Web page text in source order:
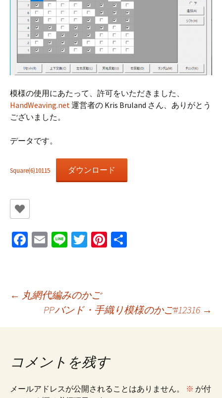
模様の使用にあたって、許可をいただきました、
HandWeaving.net運営者の Kris Bruland さん、ありがとう
ございました。
データです。
Square(6)10115 ダウンロード
Fa
o
o
E
l
Li T
er
Pi
t
投
稿
ナ
← 丸網代編みのかご
PPバンド・手織り模様のかご#12316 →
コメントを残す
メールアドレスが公開されることはありません。 ※ が付